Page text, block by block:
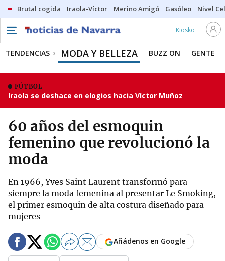
Brutal cogida Iraola-Víctor Merino Amigó Gasóleo Nivel
Kiosko
TENDENCIAS MODA Y BELLEZA BUZZ ON GENTE
FÚTBOL
Iraola se deshace en elogios hacia Víctor Muñoz
60 años del esmoquin
femenino que revolucionó la
moda
En 1966, Yves Saint Laurent transformó para
siempre la moda femenina al presentar Le Smoking,
el primer esmoquin de alta costura diseñado para
mujeres
Añádenos en Google